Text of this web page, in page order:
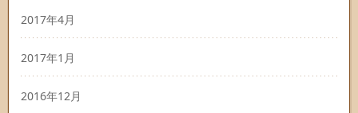
2017年4月
2017年1月
2016年12月